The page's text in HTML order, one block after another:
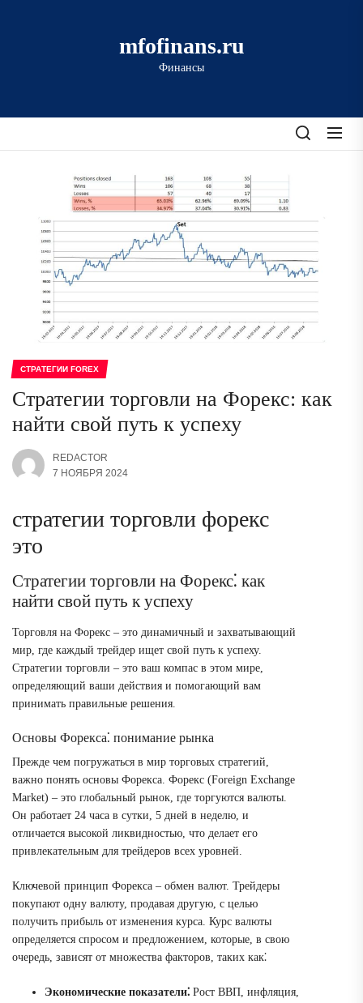
mfofinans.ru
Финансы
СТРАТЕГИИ FOREX
Стратегии торговли на Форекс: как
найти свой путь к успеху
REDACTOR
7 НОЯБРЯ 2024
стратегии торговли форекс
это
Стратегии торговли на Форекс⁚ как
найти свой путь к успеху
Торговля на Форекс – это динамичный и захватывающий
мир, где каждый трейдер ищет свой путь к успеху.
Стратегии торговли – это ваш компас в этом мире,
определяющий ваши действия и помогающий вам
принимать правильные решения.
Основы Форекса⁚ понимание рынка
Прежде чем погружаться в мир торговых стратегий,
важно понять основы Форекса. Форекс (Foreign Exchange
Market) – это глобальный рынок, где торгуются валюты.
Он работает 24 часа в сутки, 5 дней в неделю, и
отличается высокой ликвидностью, что делает его
привлекательным для трейдеров всех уровней.
Ключевой принцип Форекса – обмен валют. Трейдеры
покупают одну валюту, продавая другую, с целью
получить прибыль от изменения курса. Курс валюты
определяется спросом и предложением, которые, в свою
очередь, зависят от множества факторов, таких как⁚
Экономические показатели⁚ Рост ВВП, инфляция,